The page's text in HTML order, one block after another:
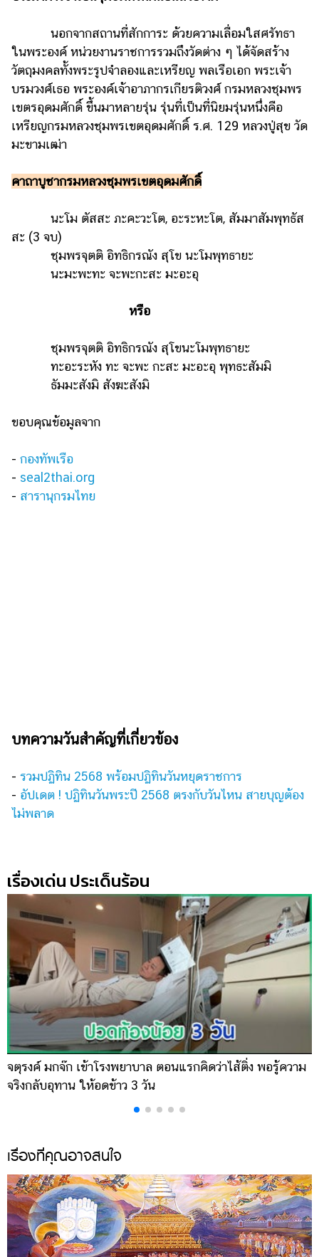
นอกจากสถานที่สักการะ ด้วยความเลื่อมใสศรัทธา
ในพระองค์ หน่วยงานราชการรวมถึงวัดต่าง ๆ ได้จัดสร้าง
วัตถุมงคลทั้งพระรูปจำลองและเหรียญ พลเรือเอก พระเจ้า
บรมวงศ์เธอ พระองค์เจ้าอาภากรเกียรติวงศ์ กรมหลวงชุมพร
เขตรอุดมศักดิ์ ขึ้นมาหลายรุ่น รุ่นที่เป็นที่นิยมรุ่นหนึ่งคือ
เหรียญกรมหลวงชุมพรเขตอุดมศักดิ์ ร.ศ. 129 หลวงปู่สุข วัด
มะขามเฒ่า
คาถาบูชากรมหลวงชุมพรเขตอุดมศักดิ์
นะโม ตัสสะ ภะคะวะโต, อะระหะโต, สัมมาสัมพุทธัส
สะ (3 จบ)
ชุมพรจุตติ อิทธิกรณัง สุโข นะโมพุทธายะ
นะมะพะทะ จะพะกะสะ มะอะอุ
หรือ
ชุมพรจุตติ อิทธิกรณัง สุโขนะโมพุทธายะ
ทะอะระหัง ทะ จะพะ กะสะ มะอะอุ พุทธะสัมมิ
ธัมมะสังมิ สังฆะสังมิ
ขอบคุณข้อมูลจาก
- กองทัพเรือ
- seal2thai.org
- สารานุกรมไทย
บทความวันสำคัญที่เกี่ยวข้อง
- รวมปฏิทิน 2568 พร้อมปฏิทินวันหยุดราชการ
- อัปเดต ! ปฏิทินวันพระปี 2568 ตรงกับวันไหน สายบุญต้อง
ไม่พลาด
เรื่องเด่น ประเด็นร้อน
จตุรงค์ มกจ๊ก เข้าโรงพยาบาล ตอนแรกคิดว่าไส้ติ่ง พอรู้ความ
จริงกลับอุทาน ให้อดข้าว 3 วัน
เรื่องที่คุณอาจสนใจ